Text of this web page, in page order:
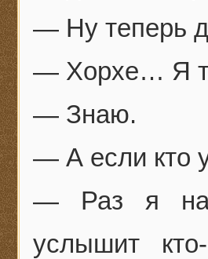
— Ну теперь
— Хорхе… Я
— Знаю.
— А если кто
— Раз я
услышит